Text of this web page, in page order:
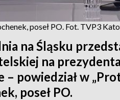
poseł PO. Fot. TVP3
na Śląsku
na
– powiedział w
poseł PO.